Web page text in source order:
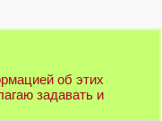
об этих
задавать и